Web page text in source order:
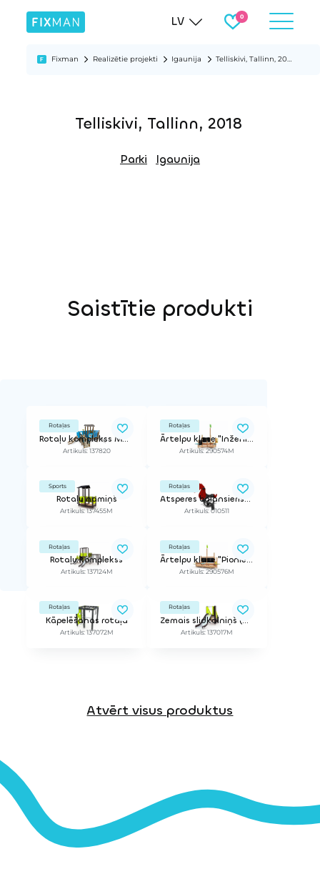
LV
Fixman Realizētie projekti Igaunija Telliskivi, Tallinn, 2018
Telliskivi, Tallinn, 2018
Parki Igaunija
Saistītie produkti
Rotaļas
Rotaļu komplekss Mazais kuģis
Artikuls: 137820
Rotaļas
Ārtelpu klase "Inženieris"
Artikuls: 290574M
Sports
Rotaļu namiņš
Artikuls: 137455M
Rotaļas
Atsperes balansieris- Jūraszirdziņš
Artikuls: 010511
Rotaļas
Rotaļu komplekss
Artikuls: 137124M
Rotaļas
Ārtelpu klase "Pionieris"
Artikuls: 290576M
Rotaļas
Kāpelēšanas rotaļa
Artikuls: 137072M
Rotaļas
Zemais slidkalniņš (870cm)
Artikuls: 137017M
Atvērt visus produktus